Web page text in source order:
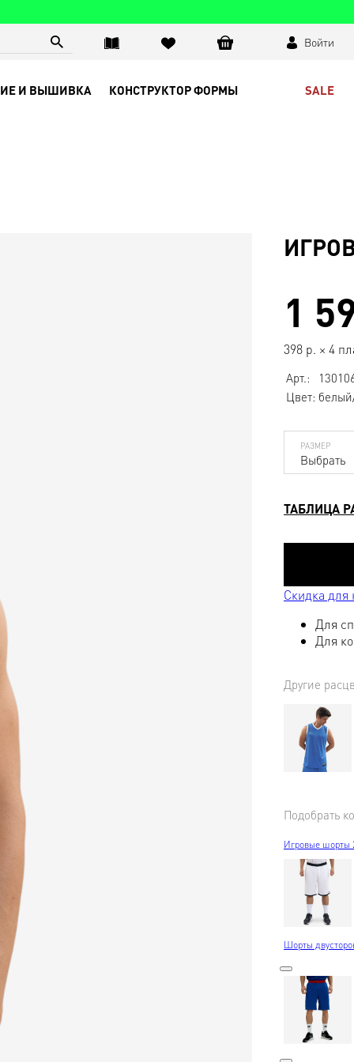
Войти
И ВЫШИВКА КОНСТРУКТОР ФОРМЫ SALE
1
398 р. × 4
Арт.:
Цвет:
РАЗМЕР
Выбрать
ТАБЛИЦА
Скидка для
Для
Для
Другие
Подобрать
Игровые шорты
Шорты